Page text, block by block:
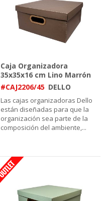
Caja Organizadora
35x35x16 cm Lino Marrón
#CAJ2206/45 DELLO
Las cajas organizadoras Dello
están diseñadas para que la
organización sea parte de la
composición del ambiente,...